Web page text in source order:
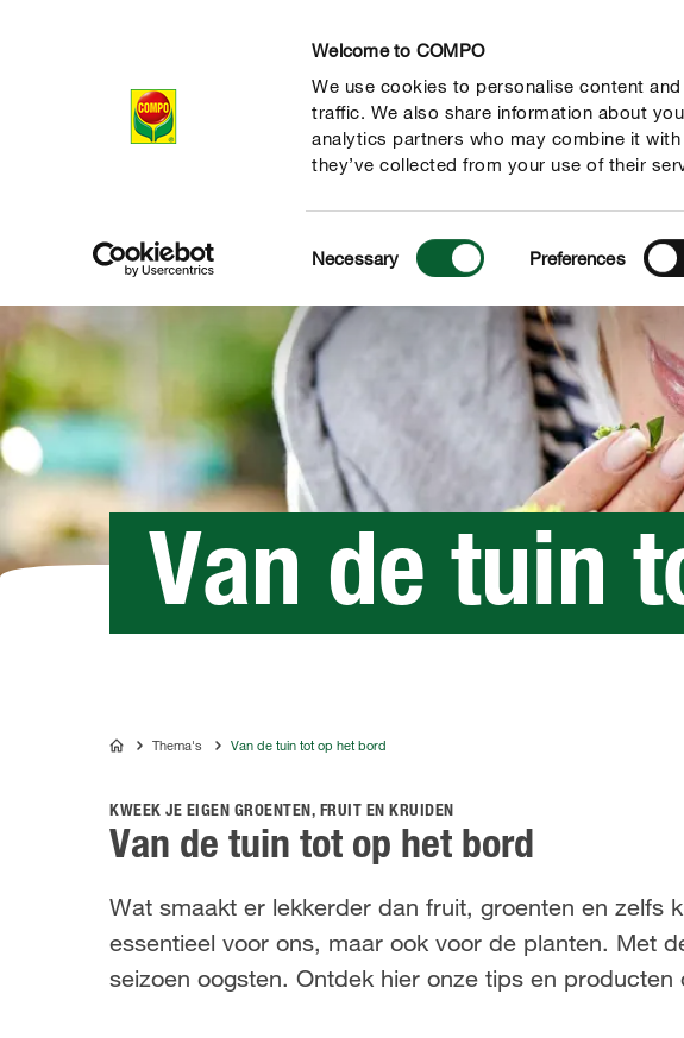
Welcome to COMPO
We use cookies to personalise content
traffic. We also share information about
analytics partners who may combine it
they’ve collected from your use of their
Selection
Necessary Preferences
Producten Advies Thema's
natuur
Van de tuin
COMPOThema's Van de tuin tot op het bord
KWEEK JE EIGEN GROENTEN, FRUIT EN KRUIDEN
Van de tuin tot op het bord
Wat smaakt er lekkerder dan fruit, groenten en zelfs
essentieel voor ons, maar ook voor de planten. Met
seizoen oogsten. Ontdek hier onze tips en